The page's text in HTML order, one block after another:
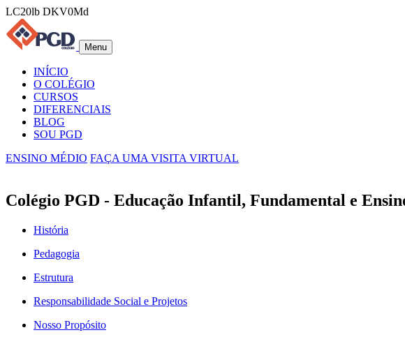
LC20lb DKV0Md
Menu
INÍCIO
O COLÉGIO
CURSOS
DIFERENCIAIS
BLOG
SOU PGD
ENSINO MÉDIO FAÇA UMA VISITA VIRTUAL
Colégio PGD - Educação Infantil, Fundamental e
História
Pedagogia
Estrutura
Responsabilidade Social e Projetos
Nosso Propósito